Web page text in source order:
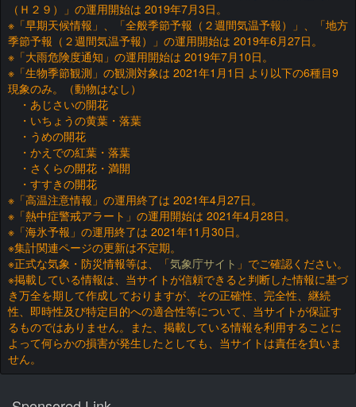
（Ｈ２９）」の運用開始は 2019年7月3日。
※「早期天候情報」、「全般季節予報（２週間気温予報）」、「地方
季節予報（２週間気温予報）」の運用開始は 2019年6月27日。
※「大雨危険度通知」の運用開始は 2019年7月10日。
※「生物季節観測」の観測対象は 2021年1月1日 より以下の6種目9
現象のみ。（動物はなし）
・あじさいの開花
・いちょうの黄葉・落葉
・うめの開花
・かえでの紅葉・落葉
・さくらの開花・満開
・すすきの開花
※「高温注意情報」の運用終了は 2021年4月27日。
※「熱中症警戒アラート」の運用開始は 2021年4月28日。
※「海氷予報」の運用終了は 2021年11月30日。
※集計関連ページの更新は不定期。
※正式な気象・防災情報等は、「気象庁サイト 」でご確認ください。
※掲載している情報は、当サイトが信頼できると判断した情報に基づ
き万全を期して作成しておりますが、その正確性、完全性、継続
性、即時性及び特定目的への適合性等について、当サイトが保証す
るものではありません。また、掲載している情報を利用することに
よって何らかの損害が発生したとしても、当サイトは責任を負いま
せん。